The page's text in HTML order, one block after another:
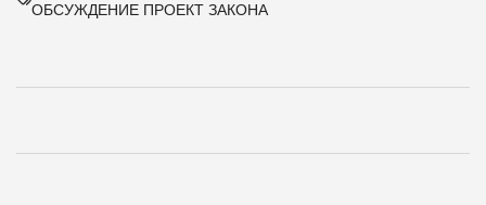
ОБСУЖДЕНИЕ ПРОЕКТ ЗАКОНА